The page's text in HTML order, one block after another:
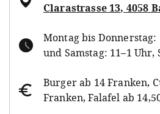
Clarastrasse 13, 4058
Montag bis Donnerstag:
und Samstag: 11–1 Uhr,
Burger ab 14 Franken,
Franken, Falafel ab